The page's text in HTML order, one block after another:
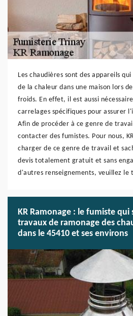
Les chaudières sont des appareils
de la chaleur dans une maison lors
froids. En effet, il est aussi
carrelages spécifiques pour assurer
Afin de procéder à ce genre de
contacter des fumistes. Pour nous,
charger de ce genre de travail et
devis totalement gratuit et sans
d'autres renseignements, veuillez
KR Ramonage : le fumiste qui
travaux de ramonage des
dans le 45410 et ses environs